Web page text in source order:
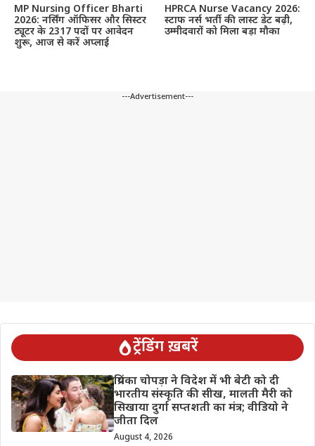
MP Nursing Officer Bharti
2026: नर्सिंग ऑफिसर और सिस्टर
ट्यूटर के 2317 पदों पर आवेदन
शुरू, आज से करें अप्लाई
HPRCA Nurse Vacancy 2026:
स्टाफ नर्स भर्ती की लास्ट डेट बढ़ी,
उम्मीदवारों को मिला बड़ा मौका
---Advertisement---
ट्रेंडिंग ख़बरें
प्रियंका चोपड़ा ने विदेश में भी बेटी को दी
भारतीय संस्कृति की सीख, मालती मैरी को
सिखाया दुर्गा सप्तशती का मंत्र; वीडियो ने
जीता दिल
August 4, 2026